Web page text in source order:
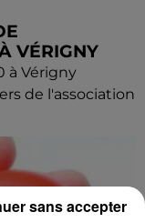
VÉRIGNY
à Vérigny
de l'association
sans accepter